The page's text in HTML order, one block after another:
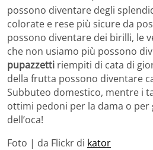
possono diventare degli
colorate e rese più sicure da
possono diventare dei birilli, le
che non usiamo più possono
pupazzetti riempiti di cata di
della frutta possono diventare
Subbuteo domestico, mentre i
ottimi pedoni per la dama o per
dell’oca!
Foto | da Flickr di kator